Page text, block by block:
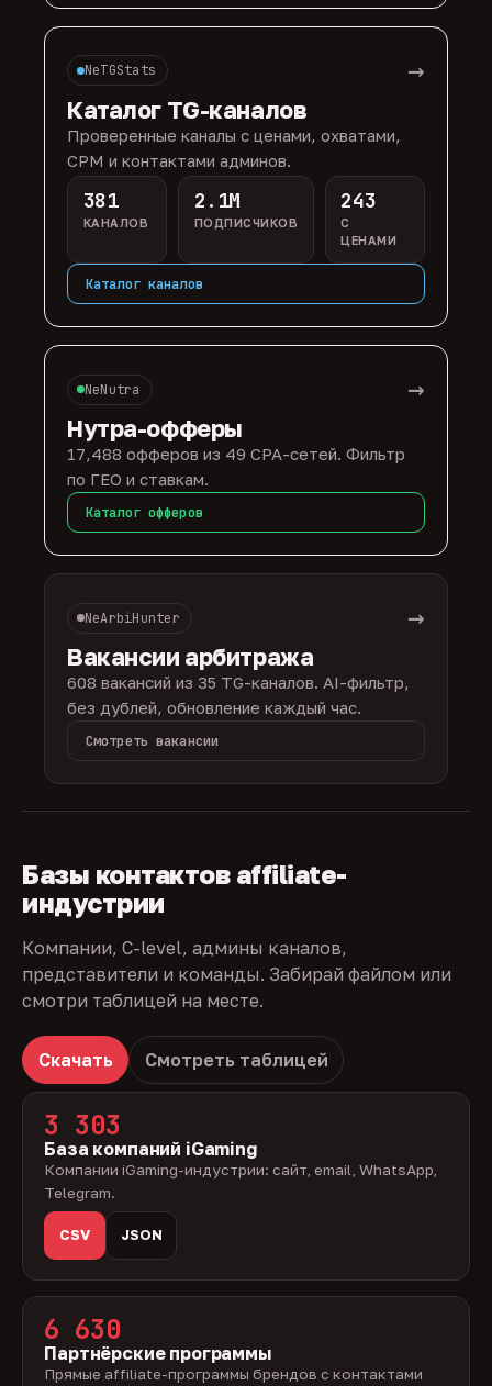
NeTGStats →
Каталог TG-каналов
Проверенные каналы с ценами, охватами,
CPM и контактами админов.
381
КАНАЛОВ
2.1M
ПОДПИСЧИКОВ
243
С
ЦЕНАМИ
Каталог каналов
NeNutra →
Нутра-офферы
17,488 офферов из 49 CPA-сетей. Фильтр
по ГЕО и ставкам.
Каталог офферов
NeArbiHunter →
Вакансии арбитража
608 вакансий из 35 TG-каналов. AI-фильтр,
без дублей, обновление каждый час.
Смотреть вакансии
Базы контактов affiliate-
индустрии
Компании, C-level, админы каналов,
представители и команды. Забирай файлом или
смотри таблицей на месте.
Скачать Смотреть таблицей
3 303
База компаний iGaming
Компании iGaming-индустрии: сайт, email, WhatsApp,
Telegram.
CSV JSON
6 630
Партнёрские программы
Прямые affiliate-программы брендов с контактами